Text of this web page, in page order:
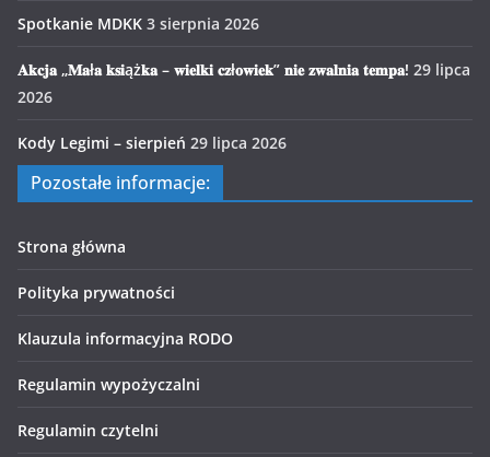
Spotkanie MDKK 3 sierpnia 2026
𝐀𝐤𝐜𝐣𝐚 „𝐌𝐚ł𝐚 𝐤𝐬𝐢ąż𝐤𝐚 – 𝐰𝐢𝐞𝐥𝐤𝐢 𝐜𝐳ł𝐨𝐰𝐢𝐞𝐤” 𝐧𝐢𝐞 𝐳𝐰𝐚𝐥𝐧𝐢𝐚 𝐭𝐞𝐦𝐩𝐚! 29 lipca
2026
Kody Legimi – sierpień 29 lipca 2026
Pozostałe informacje:
Strona główna
Polityka prywatności
Klauzula informacyjna RODO
Regulamin wypożyczalni
Regulamin czytelni